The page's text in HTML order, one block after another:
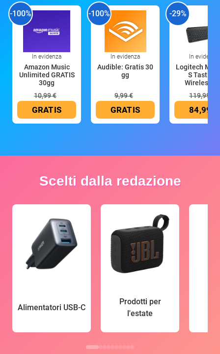
-100%
In evidenza
Amazon Music
Unlimited GRATIS
30gg
10,99 €
GRATIS
-100%
In evidenza
Audible: Gratis 30
gg
9,99 €
GRATIS
-29%
In evidenza
Logitech MX
S Tastiera
Wireless
119,99 €
84,99 €
Scelti dalla redazione
Alimentatori USB-C
Prodotti per
l'estate